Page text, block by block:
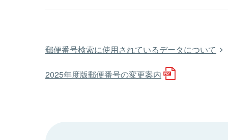
郵便番号検索に使用されているデータについて
2025年度版郵便番号の変更案内